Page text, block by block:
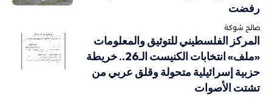
رفضت
صالح شوكة
أهم الاخبار
تقارير
ودراسات
المركز الفلسطيني للتوثيق والمعلومات
«ملف» انتخابات الكنيست الـ26.. خريطة
حزبية إسرائيلية متحولة وقلق عربي من
تشتت الأصوات